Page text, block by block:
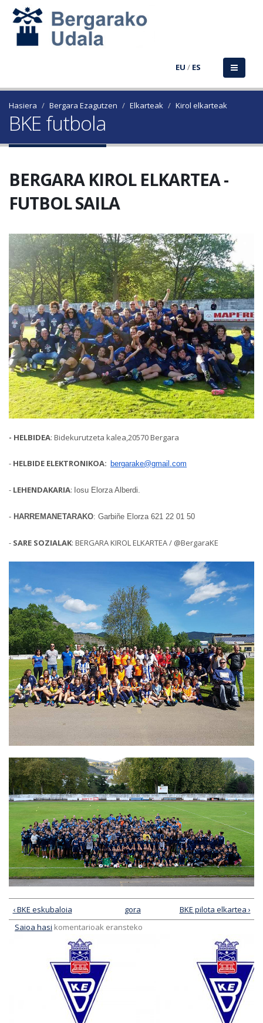
EU / ES
Hasiera Bergara Ezagutzen Elkarteak Kirol elkarteak
BKE futbola
BERGARA KIROL ELKARTEA -
FUTBOL SAILA
- HELBIDEA: Bidekurutzeta kalea,20570 Bergara
- HELBIDE ELEKTRONIKOA: bergarake@gmail.com
- LEHENDAKARIA: Iosu Elorza Alberdi.
- HARREMANETARAKO: Garbiñe Elorza 621 22 01 50
- SARE SOZIALAK: BERGARA KIROL ELKARTEA / @BergaraKE
‹ BKE eskubaloia gora
BKE pilota elkartea ›
Saioa hasi komentarioak eransteko